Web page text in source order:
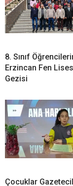
8. Sınıf
Erzincan Fen
Gezisi
Çocuklar